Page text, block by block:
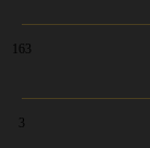
163
3